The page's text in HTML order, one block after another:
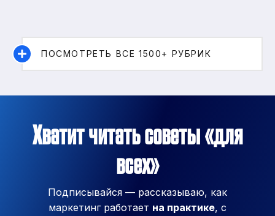
ПОСМОТРЕТЬ ВСЕ 1500+ РУБРИК
Хватит читать советы «для
всех»
Подписывайся — рассказываю, как
маркетинг работает на практике, с